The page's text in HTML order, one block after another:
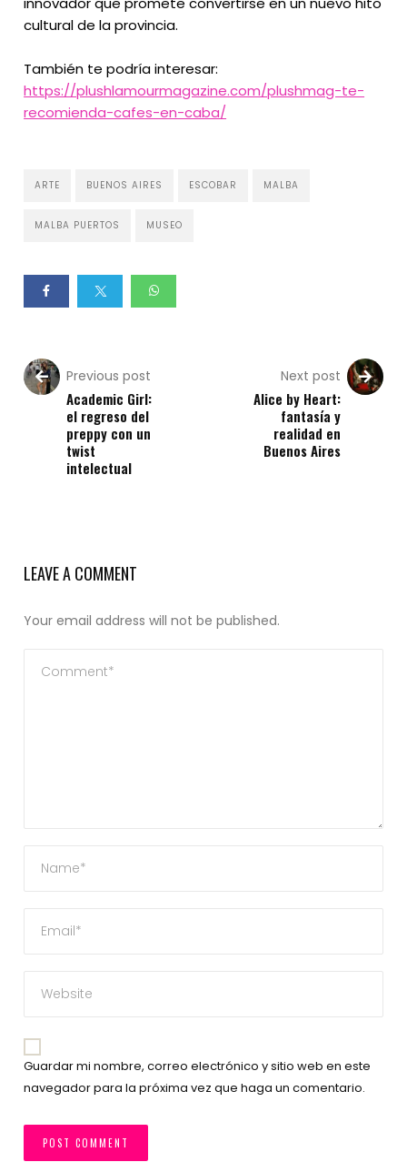
cultural de la provincia.
También te podría interesar:
https://plushlamourmagazine.com/plushmag-te-
recomienda-cafes-en-caba/
ARTE BUENOS AIRES ESCOBAR MALBA
MALBA PUERTOS MUSEO
Previous post
Academic Girl:
el regreso del
preppy con un
twist
intelectual
Next post
Alice by Heart:
fantasía y
realidad en
Buenos Aires
LEAVE A COMMENT
Your email address will not be published.
Guardar mi nombre, correo electrónico y sitio web en este
navegador para la próxima vez que haga un comentario.